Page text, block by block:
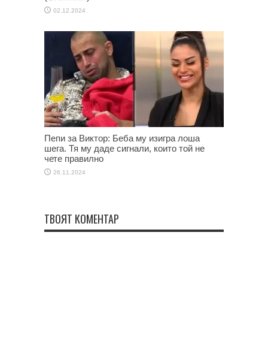
02.12.2024
Пепи за Виктор: Беба му изигра лоша
шега. Тя му даде сигнали, които той не
чете правилно
26.11.2024
ТВОЯТ КОМЕНТАР